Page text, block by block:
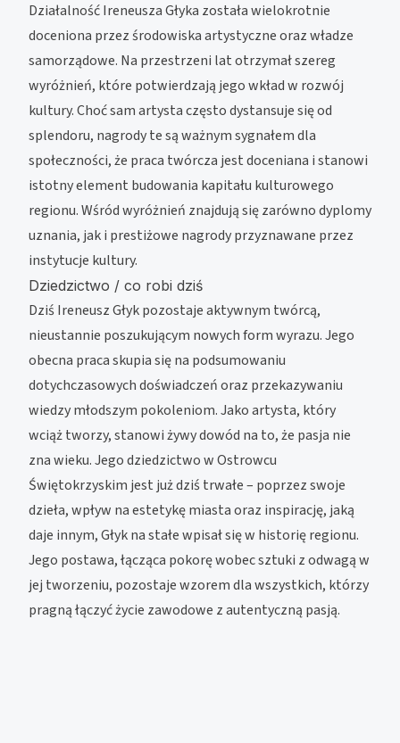
Działalność Ireneusza Głyka została wielokrotnie
doceniona przez środowiska artystyczne oraz władze
samorządowe. Na przestrzeni lat otrzymał szereg
wyróżnień, które potwierdzają jego wkład w rozwój
kultury. Choć sam artysta często dystansuje się od
splendoru, nagrody te są ważnym sygnałem dla
społeczności, że praca twórcza jest doceniana i stanowi
istotny element budowania kapitału kulturowego
regionu. Wśród wyróżnień znajdują się zarówno dyplomy
uznania, jak i prestiżowe nagrody przyznawane przez
instytucje kultury.
Dziedzictwo / co robi dziś
Dziś Ireneusz Głyk pozostaje aktywnym twórcą,
nieustannie poszukującym nowych form wyrazu. Jego
obecna praca skupia się na podsumowaniu
dotychczasowych doświadczeń oraz przekazywaniu
wiedzy młodszym pokoleniom. Jako artysta, który
wciąż tworzy, stanowi żywy dowód na to, że pasja nie
zna wieku. Jego dziedzictwo w Ostrowcu
Świętokrzyskim jest już dziś trwałe – poprzez swoje
dzieła, wpływ na estetykę miasta oraz inspirację, jaką
daje innym, Głyk na stałe wpisał się w historię regionu.
Jego postawa, łącząca pokorę wobec sztuki z odwagą w
jej tworzeniu, pozostaje wzorem dla wszystkich, którzy
pragną łączyć życie zawodowe z autentyczną pasją.